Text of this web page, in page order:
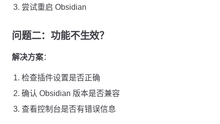
尝试重启 Obsidian
问题二：功能不生效？
解决方案：
检查插件设置是否正确
确认 Obsidian 版本是否兼容
查看控制台是否有错误信息